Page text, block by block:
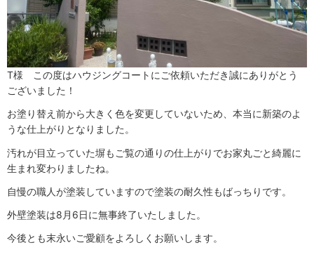
T様 この度はハウジングコートにご依頼いただき誠にありがとう
ございました！
お塗り替え前から大きく色を変更していないため、本当に新築のよ
うな仕上がりとなりました。
汚れが目立っていた塀もご覧の通りの仕上がりでお家丸ごと綺麗に
生まれ変わりましたね。
自慢の職人が塗装していますので塗装の耐久性もばっちりです。
外壁塗装は8月6日に無事終了いたしました。
今後とも末永いご愛顧をよろしくお願いします。